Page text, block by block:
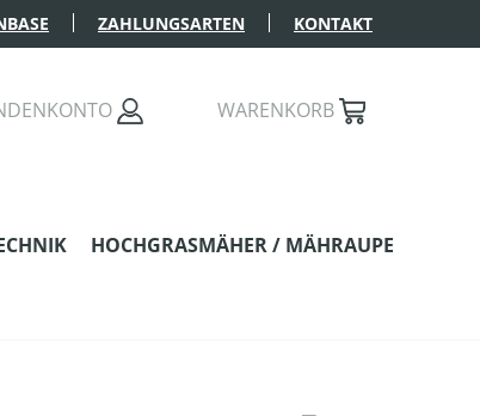
ZAHLUNGSARTEN KONTAKT
WARENKORB
HOCHGRASMÄHER / MÄHRAUPE